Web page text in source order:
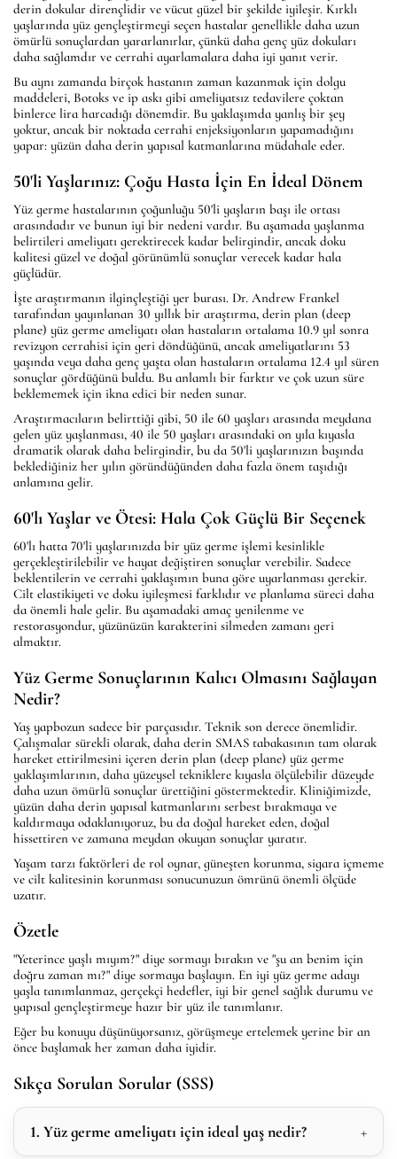
derin dokular dirençlidir ve vücut güzel bir şekilde iyileşir. Kırklı
yaşlarında yüz gençleştirmeyi seçen hastalar genellikle daha uzun
ömürlü sonuçlardan yararlanırlar, çünkü daha genç yüz dokuları
daha sağlamdır ve cerrahi ayarlamalara daha iyi yanıt verir.
Bu aynı zamanda birçok hastanın zaman kazanmak için dolgu
maddeleri, Botoks ve ip askı gibi ameliyatsız tedavilere çoktan
binlerce lira harcadığı dönemdir. Bu yaklaşımda yanlış bir şey
yoktur, ancak bir noktada cerrahi enjeksiyonların yapamadığını
yapar: yüzün daha derin yapısal katmanlarına müdahale eder.
50'li Yaşlarınız: Çoğu Hasta İçin En İdeal Dönem
Yüz germe hastalarının çoğunluğu 50'li yaşların başı ile ortası
arasındadır ve bunun iyi bir nedeni vardır. Bu aşamada yaşlanma
belirtileri ameliyatı gerektirecek kadar belirgindir, ancak doku
kalitesi güzel ve doğal görünümlü sonuçlar verecek kadar hala
güçlüdür.
İşte araştırmanın ilginçleştiği yer burası. Dr. Andrew Frankel
tarafından yayınlanan 30 yıllık bir araştırma, derin plan (deep
plane) yüz germe ameliyatı olan hastaların ortalama 10.9 yıl sonra
revizyon cerrahisi için geri döndüğünü, ancak ameliyatlarını 53
yaşında veya daha genç yaşta olan hastaların ortalama 12.4 yıl süren
sonuçlar gördüğünü buldu. Bu anlamlı bir farktır ve çok uzun süre
beklememek için ikna edici bir neden sunar.
Araştırmacıların belirttiği gibi, 50 ile 60 yaşları arasında meydana
gelen yüz yaşlanması, 40 ile 50 yaşları arasındaki on yıla kıyasla
dramatik olarak daha belirgindir, bu da 50'li yaşlarınızın başında
beklediğiniz her yılın göründüğünden daha fazla önem taşıdığı
anlamına gelir.
60'lı Yaşlar ve Ötesi: Hala Çok Güçlü Bir Seçenek
60'lı hatta 70'li yaşlarınızda bir yüz germe işlemi kesinlikle
gerçekleştirilebilir ve hayat değiştiren sonuçlar verebilir. Sadece
beklentilerin ve cerrahi yaklaşımın buna göre uyarlanması gerekir.
Cilt elastikiyeti ve doku iyileşmesi farklıdır ve planlama süreci daha
da önemli hale gelir. Bu aşamadaki amaç yenilenme ve
restorasyondur, yüzünüzün karakterini silmeden zamanı geri
almaktır.
Yüz Germe Sonuçlarının Kalıcı Olmasını Sağlayan
Nedir?
Yaş yapbozun sadece bir parçasıdır. Teknik son derece önemlidir.
Çalışmalar sürekli olarak, daha derin SMAS tabakasının tam olarak
hareket ettirilmesini içeren derin plan (deep plane) yüz germe
yaklaşımlarının, daha yüzeysel tekniklere kıyasla ölçülebilir düzeyde
daha uzun ömürlü sonuçlar ürettiğini göstermektedir. Kliniğimizde,
yüzün daha derin yapısal katmanlarını serbest bırakmaya ve
kaldırmaya odaklanıyoruz, bu da doğal hareket eden, doğal
hissettiren ve zamana meydan okuyan sonuçlar yaratır.
Yaşam tarzı faktörleri de rol oynar, güneşten korunma, sigara içmeme
ve cilt kalitesinin korunması sonucunuzun ömrünü önemli ölçüde
uzatır.
Özetle
"Yeterince yaşlı mıyım?" diye sormayı bırakın ve "şu an benim için
doğru zaman mı?" diye sormaya başlayın. En iyi yüz germe adayı
yaşla tanımlanmaz, gerçekçi hedefler, iyi bir genel sağlık durumu ve
yapısal gençleştirmeye hazır bir yüz ile tanımlanır.
Eğer bu konuyu düşünüyorsanız, görüşmeye ertelemek yerine bir an
önce başlamak her zaman daha iyidir.
Sıkça Sorulan Sorular (SSS)
1. Yüz germe ameliyatı için ideal yaş nedir?